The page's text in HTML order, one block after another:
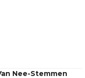
Nee-Stemmen